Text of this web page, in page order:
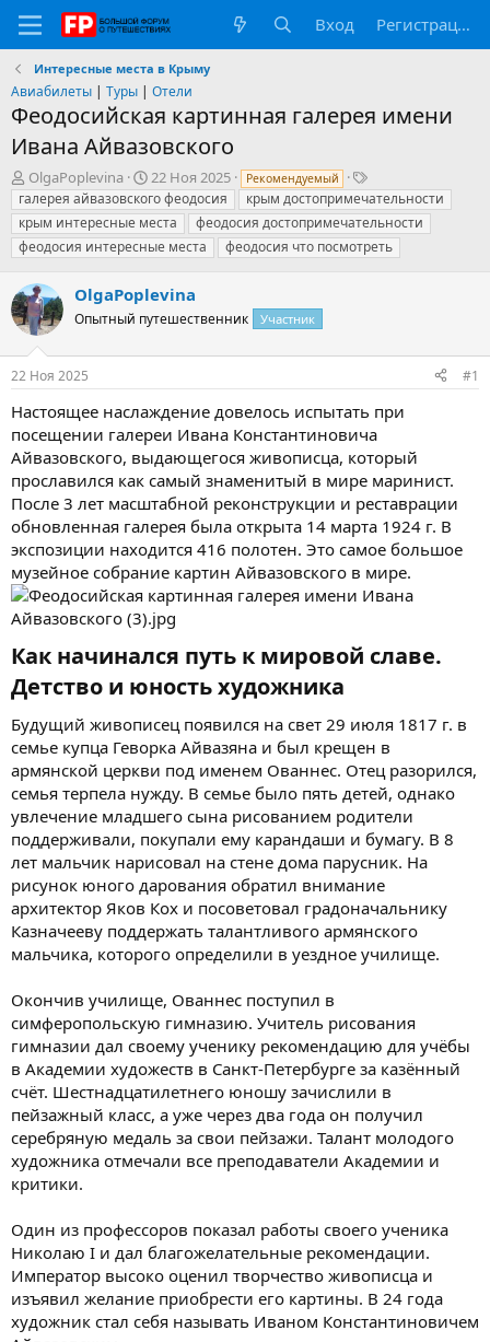
Вход Регистрация
Интересные места в Крыму
Авиабилеты | Туры | Отели
Феодосийская картинная галерея имени
Ивана Айвазовского
А
в
т
о
р
е
м
ы
OlgaPoplevina
Д
а
т
а
н
ч
а
а
22 Ноя 2025 Рекомендуемый
Т
е
г
и
галерея айвазовского феодосия
крым достопримечательности
крым интересные места
феодосия достопримечательности
феодосия интересные места
феодосия что посмотреть
OlgaPoplevina
Опытный путешественник Участник
22 Ноя 2025 #1
Настоящее наслаждение довелось испытать при
посещении галереи Ивана Константиновича
Айвазовского, выдающегося живописца, который
прославился как самый знаменитый в мире маринист.
После 3 лет масштабной реконструкции и реставрации
обновленная галерея была открыта 14 марта 1924 г. В
экспозиции находится 416 полотен. Это самое большое
музейное собрание картин Айвазовского в мире.
Как начинался путь к мировой славе.
Детство и юность художника​
Будущий живописец появился на свет 29 июля 1817 г. в
семье купца Геворка Айвазяна и был крещен в
армянской церкви под именем Ованнес. Отец разорился,
семья терпела нужду. В семье было пять детей, однако
увлечение младшего сына рисованием родители
поддерживали, покупали ему карандаши и бумагу. В 8
лет мальчик нарисовал на стене дома парусник. На
рисунок юного дарования обратил внимание
архитектор Яков Кох и посоветовал градоначальнику
Казначееву поддержать талантливого армянского
мальчика, которого определили в уездное училище.
Окончив училище, Ованнес поступил в
симферопольскую гимназию. Учитель рисования
гимназии дал своему ученику рекомендацию для учёбы
в Академии художеств в Санкт-Петербурге за казённый
счёт. Шестнадцатилетнего юношу зачислили в
пейзажный класс, а уже через два года он получил
серебряную медаль за свои пейзажи. Талант молодого
художника отмечали все преподаватели Академии и
критики.
Один из профессоров показал работы своего ученика
Николаю I и дал благожелательные рекомендации.
Император высоко оценил творчество живописца и
изъявил желание приобрести его картины. В 24 года
художник стал себя называть Иваном Константиновичем